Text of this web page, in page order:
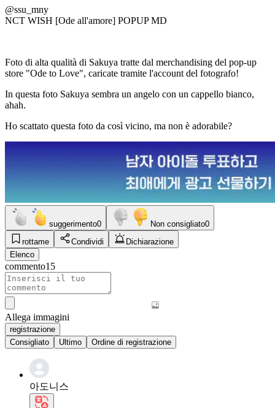
@ssu_mny
NCT WISH [Ode all'amore] POPUP MD
Foto di alta qualità di Sakuya tratte dal merchandising del pop-up
store "Ode to Love", caricate tramite l'account del fotografo!
In questa foto Sakuya sembra un angelo con un cappello bianco,
ahah.
Ho scattato questa foto da così vicino, ma non è adorabile?
suggerimento0 Non consigliato0
rottame
Condividi
Dichiarazione
Elenco
commento15
Allega immagini
registrazione
Consigliato
Ultimo Ordine di registrazione
아도니스